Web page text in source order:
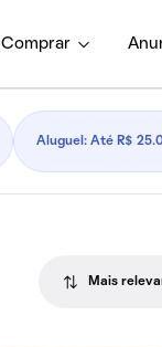
Comprar
Aluguel: Até R$
Mais